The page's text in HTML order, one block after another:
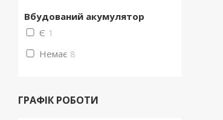
Вбудований акумулятор
Є 1
Немає 8
ГРАФІК РОБОТИ